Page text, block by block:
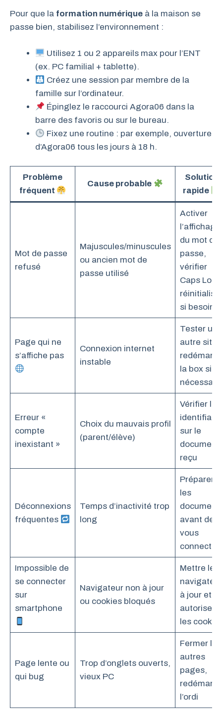
Pour que la formation numérique à la maison se
passe bien, stabilisez l’environnement :
Utilisez 1 ou 2 appareils max pour l’ENT
(ex. PC familial + tablette).
Créez une session par membre de la
famille sur l’ordinateur.
Épinglez le raccourci Agora06 dans la
barre des favoris ou sur le bureau.
Fixez une routine : par exemple, ouverture
d’Agora06 tous les jours à 18 h.
Problème
fréquent
Cause probable
Solution
rapide
Mot de passe
refusé
Majuscules/minuscules
ou ancien mot de
passe utilisé
Activer
l’affichage
du mot de
passe,
vérifier
Caps
si besoin
Page qui ne
s’affiche pas
Connexion internet
instable
Tester un
autre site,
la box si
Erreur «
compte
inexistant »
Choix du mauvais profil
(parent/élève)
Vérifier les
sur le
document
reçu
Déconnexions
fréquentes
Temps d’inactivité trop
long
Préparer
les
avant de
vous
connecter
Impossible de
se connecter
sur
smartphone
Navigateur non à jour
ou cookies bloqués
Mettre le
navigateur
à jour et
autoriser
les
Page lente ou
qui bug
Trop d’onglets ouverts,
vieux PC
Fermer les
autres
pages,
l’ordi